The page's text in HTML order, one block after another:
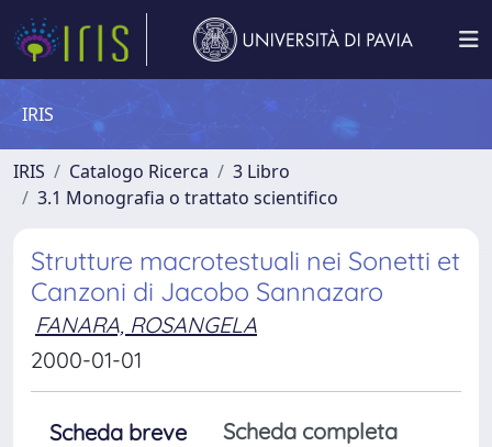
IRIS
IRIS Catalogo Ricerca
3 Libro
3.1 Monografia o trattato scientifico
Strutture macrotestuali nei Sonetti et
Canzoni di Jacobo Sannazaro
FANARA, ROSANGELA
2000-01-01
Scheda breve
Scheda completa